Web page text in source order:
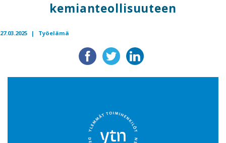
kemianteollisuuteen
27.03.2025 | Työelämä